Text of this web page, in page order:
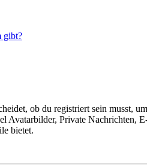
gibt?
ob du registriert sein musst,
Private Nachrichten,
bietet.